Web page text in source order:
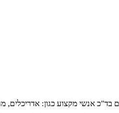
אנשי מקצוע כגון: